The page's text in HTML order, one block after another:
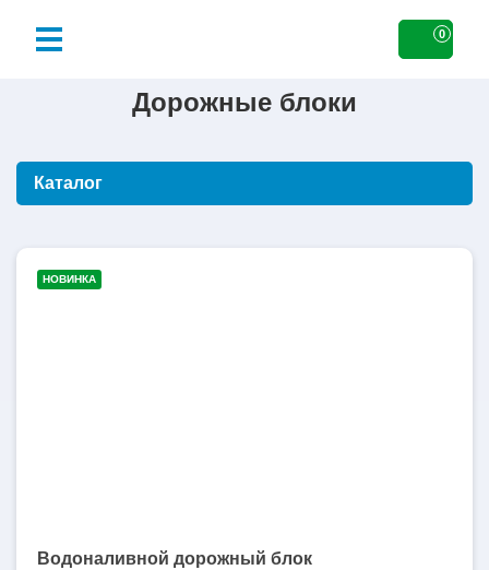
0
Дорожные блоки
Каталог
НОВИНКА
Водоналивной дорожный блок